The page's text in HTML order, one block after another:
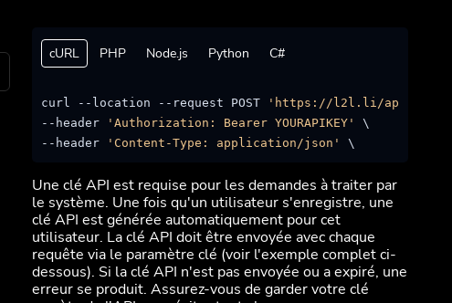
cURL PHP Node.js Python C#
curl --location --request POST
'https://l2l.li/api/
--header
'Authorization: Bearer YOURAPIKEY'
\
--header
'Content-Type: application/json'
Une clé API est requise pour les demandes à traiter par
le système. Une fois qu'un utilisateur s'enregistre, une
clé API est générée automatiquement pour cet
utilisateur. La clé API doit être envoyée avec chaque
requête via le paramètre clé (voir l'exemple complet ci-
dessous). Si la clé API n'est pas envoyée ou a expiré, une
erreur se produit. Assurez-vous de garder votre clé